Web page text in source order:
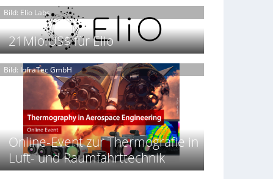
h
2
0
6
t
i
c
a
r
e
a
c
t
s
t
r
ä
e
n
E
M
E
A
-
o
m
e
p
a
g
e
y
p
e
r
s
p
Bild: Elio Labs.
21Mio.US$ für Elio
Bild: InfraTec GmbH
Online-Event zur Thermografie in
Luft- und Raumfahrttechnik